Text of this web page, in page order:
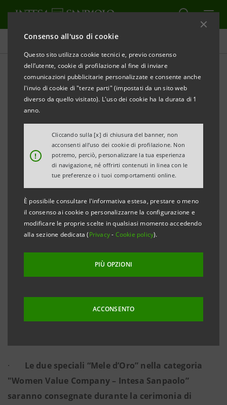
Consenso all'uso di cookie
Questo sito utilizza cookie tecnici e, previo consenso
dell’utente, cookie di profilazione al fine di inviare
comunicazioni pubblicitarie personalizzate e consente anche
l'invio di cookie di "terze parti" (impostati da un sito web
diverso da quello visitato). L'uso dei cookie ha la durata di 1
anno.
!
Cliccando sulla [x] di chiusura del banner, non
acconsenti all’uso dei cookie di profilazione. Non
potremo, perciò, personalizzare la tua esperienza
di navigazione, né offrirti contenuti in linea con le
tue preferenze o i tuoi comportamenti online.
È possibile consultare l'informativa estesa, prestare o meno
il consenso ai cookie o personalizzarne la configurazione e
modificare le proprie scelte in qualsiasi momento accedendo
alla sezione dedicata (Privacy- Cookie policy).
PIÙ OPZIONI
ACCONSENTO
Comunicati stampa
STAMPA AGGIORNA
COMUNICATO STAMPA
XXXVI Edizione Premio Marisa Bellisario
AL VIA L’VIII EDIZIONE DEL PREMIO «WOMEN VALUE
COMPANY - INTESA SANPAOLO»
PER LE PMI CHE FAVORISCONO L’OCCUPAZIONE E
L’IMPRENDITORIA FEMMINILE
·Un miliardo di euro di credito persostenere
l’impresa al femminile
e
contribuire con la parità
di genere allo sviluppo economico e sociale del
Paese
·Fino al 23 aprile possono presentare la propria
candidatura le PMI che valorizzano pari
· Le due speciali “Mele d’Oro” nella categoria
"Women Value Company – Intesa Sanpaolo”
saranno consegnate durante la cerimonia di